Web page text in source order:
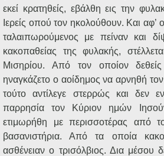
εκεί κρατηθείς, εβάλθη εις την
Ιερείς οπού τον ηκολούθουν. Και αφ’
ταλαιπωρούμενος με πείναν και
κακοπαθείας της φυλακής,
Μισηρίου. Από τον οποίον
ηναγκάζετο ο αοίδημος να αρνηθή
τούτο αντίλεγε στερρώς και δεν
παρρησία τον Κύριον ημών
ετιμωρήθη με περισσοτέρας από
βασανιστήρια. Από τα οποία
ασθένειαν ο τρισόλβιος. Δια μέσου